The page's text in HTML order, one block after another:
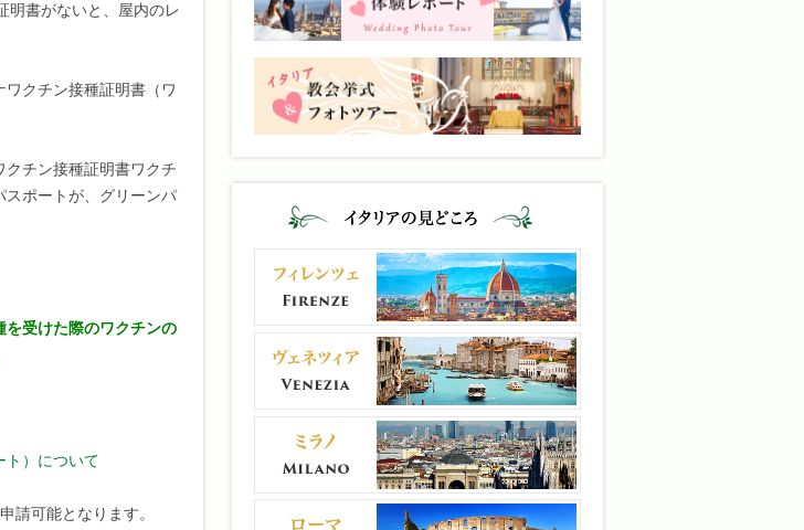
明書がないと、屋内のレ
クチン接種証明書（ワ
チン接種証明書ワクチ
スポートが、グリーンパ
を受けた際のワクチンの
ト）について
請可能となります。